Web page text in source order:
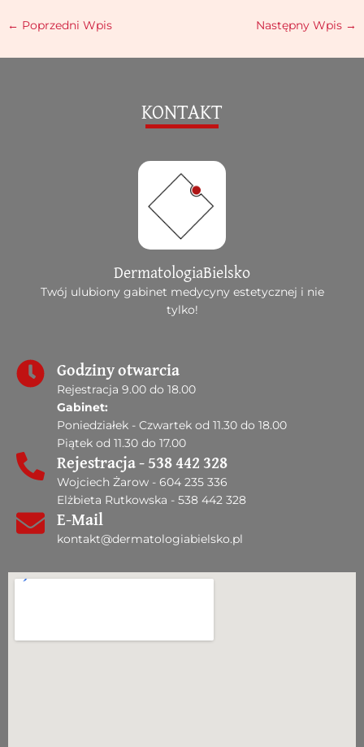
← Poprzedni Wpis Następny Wpis →
KONTAKT
DermatologiaBielsko
Twój ulubiony gabinet medycyny estetycznej i nie
tylko!
Godziny otwarcia
Rejestracja 9.00 do 18.00
Gabinet:
Poniedziałek - Czwartek od 11.30 do 18.00
Piątek od 11.30 do 17.00
Rejestracja - 538 442 328
Wojciech Żarow - 604 235 336
Elżbieta Rutkowska - 538 442 328
E-Mail
kontakt@dermatologiabielsko.pl